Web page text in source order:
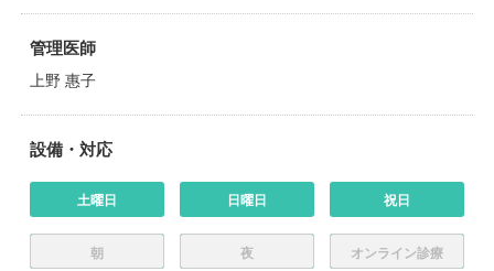
管理医師
上野 惠子
設備・対応
土曜日 日曜日 祝日
朝 夜 オンライン診療